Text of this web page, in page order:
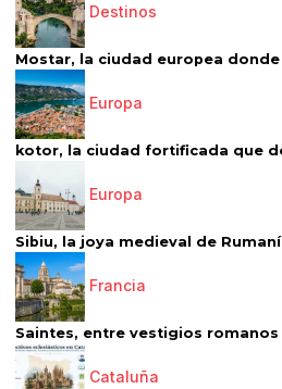
Destinos
Mostar, la ciudad europea donde
Europa
kotor, la ciudad fortificada que
Europa
Sibiu, la joya medieval de
Francia
Saintes, entre vestigios romanos
Cataluña